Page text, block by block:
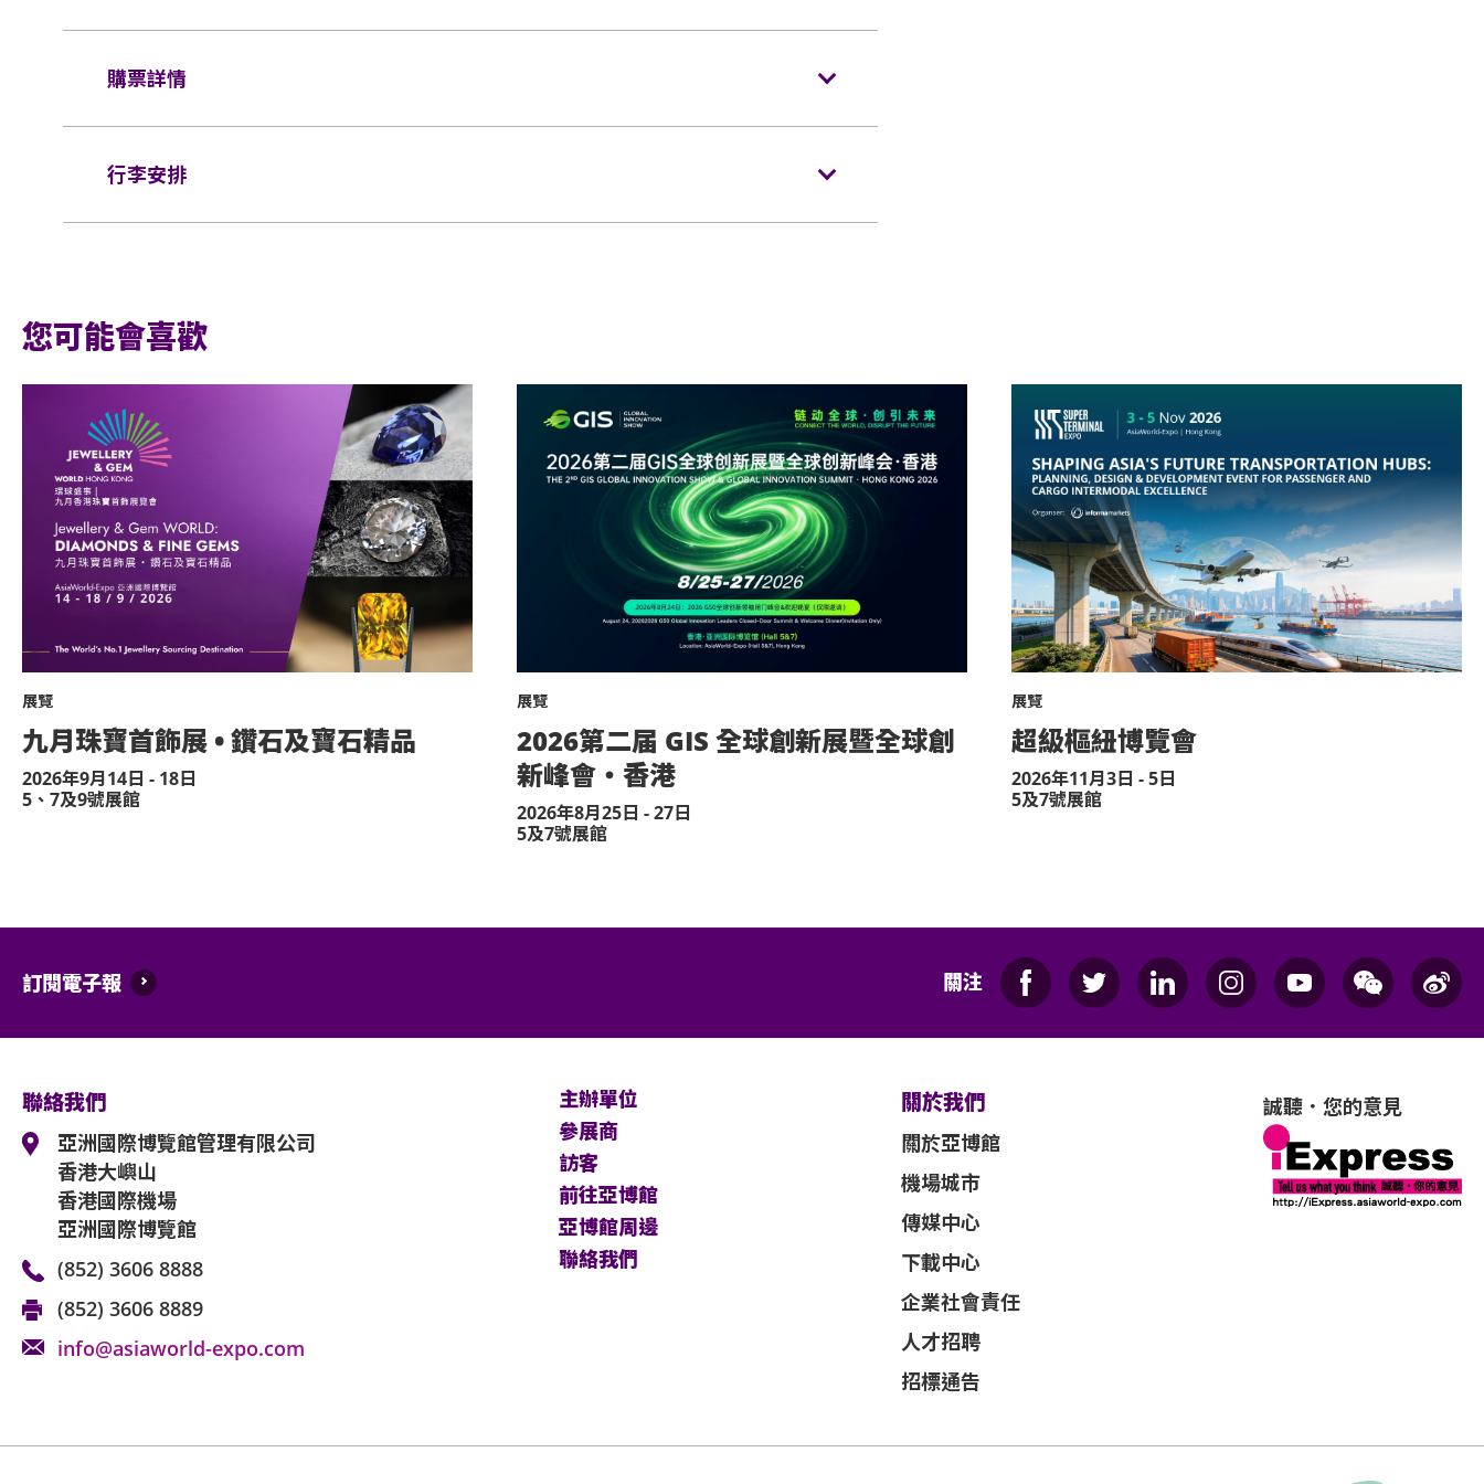
3. 已售出門票恕不接受任何退票、退款。
4. 3歲或以上人士方可進場。
5. 每票只限一人。一人一票、憑票入場。如遇門票遺失或損毀，恕不補發。請務必
有權取消其入場資格並保留一切法律追究的權利。所有已支付的門票費用，包括手
8. 禁止攜帶燈牌、螢光棒等發光應援物進場，以免影響節目。
9. 基於安全理由，場館範圍內不准攜帶「自拍桿」、玻璃樽、任何比空氣輕的充氣
物體，不論其物料(如：氣球)、任何危險品、武器、噴霧類或利器等物品。
10. 現場禁止攜帶外來食物或飲品。
11. 活動期間嚴禁使用閃光燈攝影、錄影、錄音或直播。如經查獲，現場工作人員
有權立即刪除本場活動的影音資料。
12. 請持票觀眾務必遵守主辦方及場館的各項規定。如有干擾活動進行之行為，主
辦方有權請其離場。
13. 活動相關訊息變動，主辦單位保留隨時變更或終止此活動之權利。
14. 有關活動資訊及詳情，歡迎向主辦單位 ticketing@sunchaseproductions.com
查詢。如對票務安排有任何疑問，歡迎 inbox KKTIX Facebook (KKTIX Hong Kong)
或 KKTIX Instagram (@kktix_hk) 查詢。
$1,080 / $980 / $780 / $580
購票詳情
網址: https://sunchaseproductions.kktix.cc/events/anpuhk2024
行李安排
您可能會喜歡
展覽
九月珠寶首飾展 • 鑽石及寶石精品
2026年9月14日 - 18日
5、7及9號展館
展覽
2026第二届 GIS 全球創新展暨全球創
新峰會・香港
2026年8月25日 - 27日
5及7號展館
展覽
超級樞紐博覽會
2026年11月3日 - 5日
5及7號展館
訂閱電子報 關注
聯絡我們
亞洲國際博覽館管理有限公司
香港大嶼山
香港國際機場
亞洲國際博覽館
(852) 3606 8888
(852) 3606 8889
info@asiaworld-expo.com
主辦單位
參展商
訪客
前往亞博館
亞博館周邊
聯絡我們
關於我們
關於亞博館
機場城市
傳媒中心
下載中心
企業社會責任
人才招聘
招標通告
誠聽．您的意見